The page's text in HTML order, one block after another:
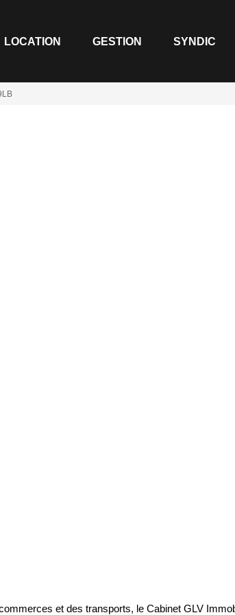
LOCATION GESTION SYNDIC
commerces et des transports, le Cabinet